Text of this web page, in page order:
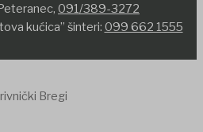
091/389-3272
kućica” šinteri: 099 662 1555
Bregi